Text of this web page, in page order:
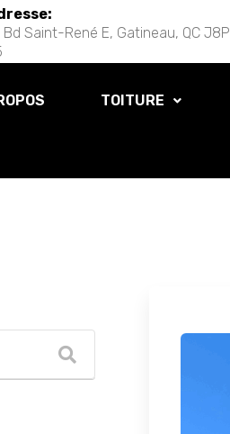
Bd Saint-René E, Gatineau, QC J8P
TOITURE